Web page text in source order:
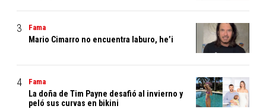
Fama
Mario Cimarro no encuentra laburo, he’i
Fama
La doña de Tim Payne desafió al invierno y
peló sus curvas en bikini